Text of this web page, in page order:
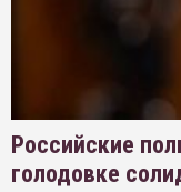
Российские
голодовке